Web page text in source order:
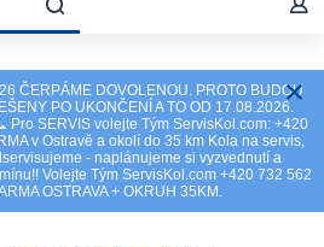
ČERPÁME DOVOLENOU. PROTO BUDOU
PO UKONČENÍ A TO OD 17.08.2026.
Pro SERVIS volejte Tým ServisKol.com: +420
v Ostravě a okolí do 35 km Kola na servis,
- naplánujeme si vyzvednutí a
Volejte Tým ServisKol.com +420 732 562
OSTRAVA + OKRUH 35KM.